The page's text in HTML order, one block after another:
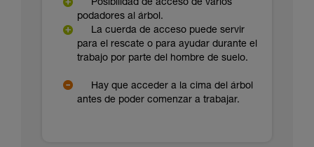
Posibilidad de acceso de varios
podadores al árbol.
La cuerda de acceso puede servir
para el rescate o para ayudar durante el
trabajo por parte del hombre de suelo.
Hay que acceder a la cima del árbol
antes de poder comenzar a trabajar.